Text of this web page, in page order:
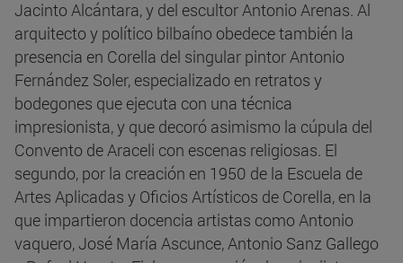
Jacinto Alcántara, y del escultor Antonio Arenas. Al
arquitecto y político bilbaíno obedece también la
presencia en Corella del singular pintor Antonio
Fernández Soler, especializado en retratos y
bodegones que ejecuta con una técnica
impresionista, y que decoró asimismo la cúpula del
Convento de Araceli con escenas religiosas. El
segundo, por la creación en 1950 de la Escuela de
Artes Aplicadas y Oficios Artísticos de Corella, en la
que impartieron docencia artistas como Antonio
vaquero, José María Ascunce, Antonio Sanz Gallego